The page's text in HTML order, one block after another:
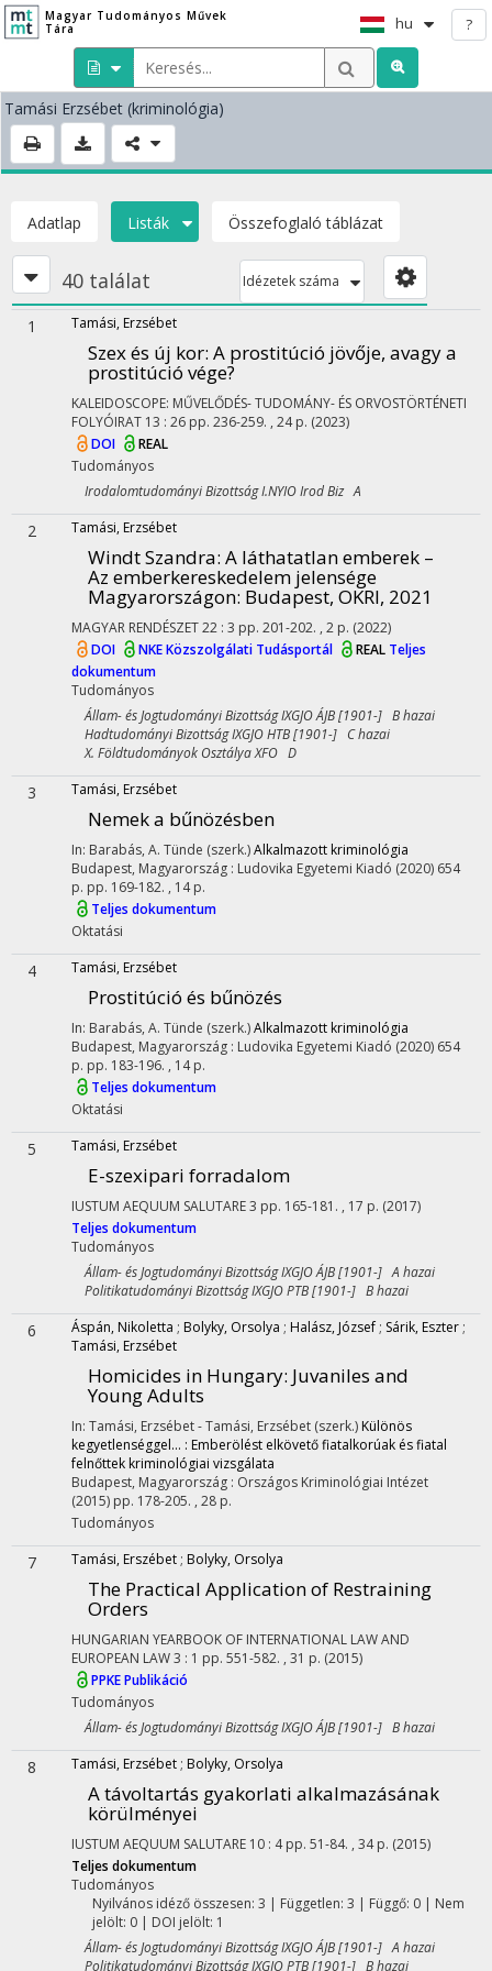
Magyar Tudományos Művek
Tára
hu ?
Tamási Erzsébet (kriminológia)
Adatlap Listák Összefoglaló táblázat
40 találat Idézetek száma
1 Tamási, Erzsébet
Szex és új kor: A prostitúció jövője, avagy a
prostitúció vége?
KALEIDOSCOPE: MŰVELŐDÉS- TUDOMÁNY- ÉS ORVOSTÖRTÉNETI
FOLYÓIRAT 13 : 26 pp. 236-259. , 24 p. (2023)
DOI
REAL
Tudományos
Irodalomtudományi Bizottság I.NYIO Irod Biz A
2 Tamási, Erzsébet
Windt Szandra: A láthatatlan emberek –
Az emberkereskedelem jelensége
Magyarországon: Budapest, OKRI, 2021
MAGYAR RENDÉSZET22 : 3 pp. 201-202. , 2 p. (2022)
DOI
NKE Közszolgálati Tudásportál REAL Teljes
dokumentum
Tudományos
Állam- és Jogtudományi Bizottság IXGJO ÁJB [1901-] B hazai
Hadtudományi Bizottság IXGJO HTB [1901-] C hazai
X. Földtudományok Osztálya XFO D
3 Tamási, Erzsébet
Nemek a bűnözésben
In: Barabás, A. Tünde (szerk.)Alkalmazott kriminológia
Budapest, Magyarország : Ludovika Egyetemi Kiadó (2020) 654
p. pp. 169-182. , 14 p.
Teljes dokumentum
Oktatási
4 Tamási, Erzsébet
Prostitúció és bűnözés
In: Barabás, A. Tünde (szerk.)Alkalmazott kriminológia
Budapest, Magyarország : Ludovika Egyetemi Kiadó (2020) 654
p. pp. 183-196. , 14 p.
Teljes dokumentum
Oktatási
5 Tamási, Erzsébet
E-szexipari forradalom
IUSTUM AEQUUM SALUTARE3 pp. 165-181. , 17 p. (2017)
Teljes dokumentum
Tudományos
Állam- és Jogtudományi Bizottság IXGJO ÁJB [1901-] A hazai
Politikatudományi Bizottság IXGJO PTB [1901-] B hazai
6 Áspán, Nikoletta ; Bolyky, Orsolya ; Halász, József ; Sárik, Eszter ;
Tamási, Erzsébet
Homicides in Hungary: Juvaniles and
Young Adults
In: Tamási, Erzsébet - Tamási, Erzsébet (szerk.) Különös
kegyetlenséggel... : Emberölést elkövető fiatalkorúak és fiatal
felnőttek kriminológiai vizsgálata
Budapest, Magyarország : Országos Kriminológiai Intézet
(2015) pp. 178-205. , 28 p.
Tudományos
7 Tamási, Erszébet ; Bolyky, Orsolya
The Practical Application of Restraining
Orders
HUNGARIAN YEARBOOK OF INTERNATIONAL LAW AND
EUROPEAN LAW3 : 1 pp. 551-582. , 31 p. (2015)
PPKE Publikáció
Tudományos
Állam- és Jogtudományi Bizottság IXGJO ÁJB [1901-] B hazai
8 Tamási, Erzsébet ; Bolyky, Orsolya
A távoltartás gyakorlati alkalmazásának
körülményei
IUSTUM AEQUUM SALUTARE 10 : 4 pp. 51-84. , 34 p. (2015)
Teljes dokumentum
Tudományos
Nyilvános idéző összesen: 3 | Független: 3 | Függő: 0 | Nem
jelölt: 0 | DOI jelölt: 1
Állam- és Jogtudományi Bizottság IXGJO ÁJB [1901-] A hazai
Politikatudományi Bizottság IXGJO PTB [1901-] B hazai